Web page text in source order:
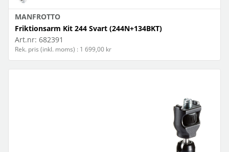
MANFROTTO
Friktionsarm Kit 244 Svart (244N+134BKT)
Art.nr: 682391
Rek. pris (inkl. moms) : 1 699,00 kr